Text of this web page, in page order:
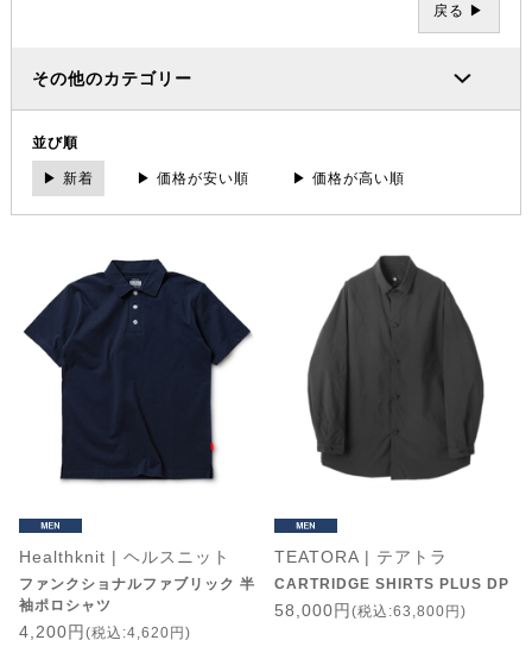
戻る ▶
その他のカテゴリー
並び順
▶ 新着 ▶ 価格が安い順 ▶ 価格が高い順
Healthknit | ヘルスニット
ファンクショナルファブリック 半
袖ポロシャツ
4,200円 (税込:4,620円)
TEATORA | テアトラ
CARTRIDGE SHIRTS PLUS DP
58,000円 (税込:63,800円)